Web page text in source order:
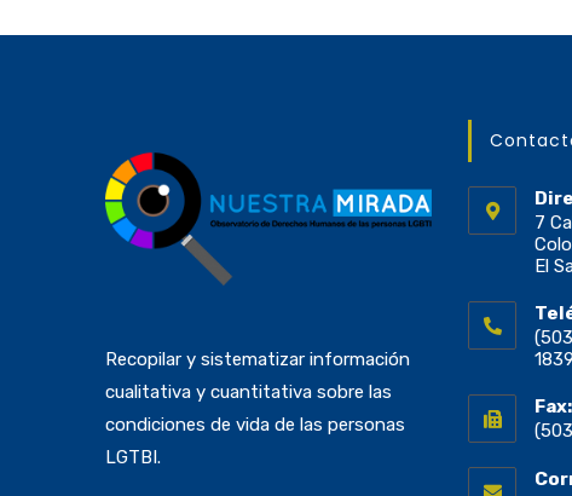
Recopilar y sistematizar información
cualitativa y cuantitativa sobre las
condiciones de vida de las personas
LGTBI.
7
El
1839
Fax: